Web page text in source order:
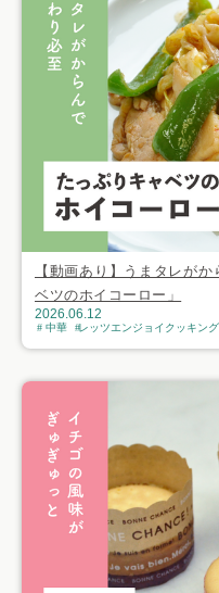
【動画あり】うまタレが
ベツのホイコーロー」
2026.06.12
中華 レッツエンジョイクッキング